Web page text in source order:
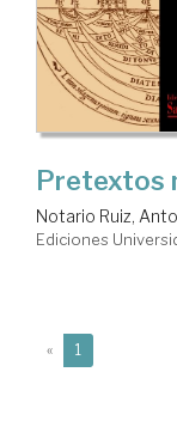
Pretextos
Notario Ruiz,
Ediciones
« 1